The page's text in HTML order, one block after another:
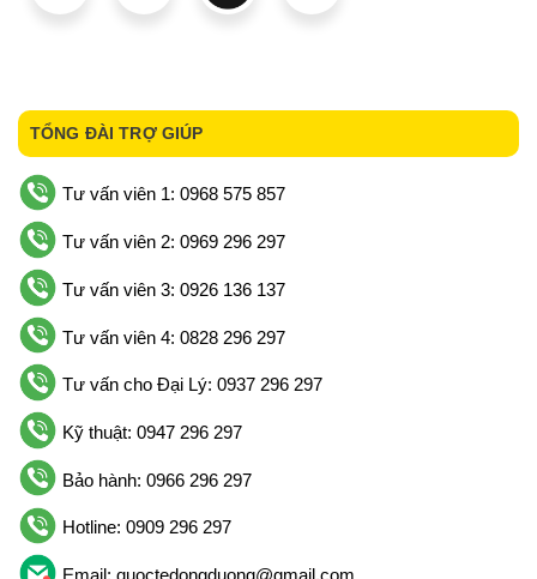
TỔNG ĐÀI TRỢ GIÚP
Tư vấn viên 1: 0968 575 857
Tư vấn viên 2: 0969 296 297
Tư vấn viên 3: 0926 136 137
Tư vấn viên 4: 0828 296 297
Tư vấn cho Đại Lý: 0937 296 297
Kỹ thuật: 0947 296 297
Bảo hành: 0966 296 297
Hotline: 0909 296 297